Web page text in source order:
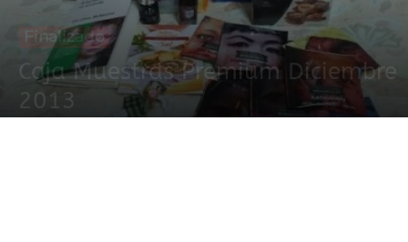
Finalizado
Caja Muestras Premium Diciembre
2013